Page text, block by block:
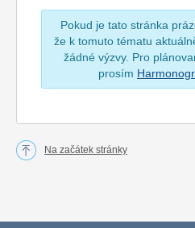
Pokud je tato stránka
že k tomuto tématu
žádné výzvy. Pro
prosím
Na začátek stránky